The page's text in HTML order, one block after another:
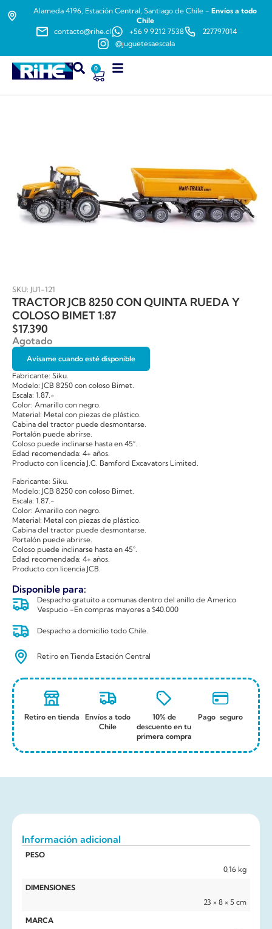
Alameda 4196, Estación Central, Santiago de Chile - Envíos a todo
Chile
contacto@rihe.cl
+56 9 9212 7538
227797014
@juguetesaescala
0
SKU: JU1-121
TRACTOR JCB 8250 CON QUINTA RUEDA Y
COLOSO BIMET 1:87
$17.390
Agotado
Avísame cuando esté disponible
Fabricante: Siku.
Modelo: JCB 8250 con coloso Bimet.
Escala: 1.87.-
Color: Amarillo con negro.
Material: Metal con piezas de plástico.
Cabina del tractor puede desmontarse.
Portalón puede abrirse.
Coloso puede inclinarse hasta en 45°.
Edad recomendada: 4+ años.
Producto con licencia J.C. Bamford Excavators Limited.
Fabricante: Siku.
Modelo: JCB 8250 con coloso Bimet.
Escala: 1.87.-
Color: Amarillo con negro.
Material: Metal con piezas de plástico.
Cabina del tractor puede desmontarse.
Portalón puede abrirse.
Coloso puede inclinarse hasta en 45°.
Edad recomendada: 4+ años.
Producto con licencia JCB.
Disponible para:
Despacho gratuito a comunas dentro del anillo de Americo
Vespucio -En compras mayores a $40.000
Despacho a domicilio todo Chile.
Retiro en Tienda Estación Central
Retiro en tienda
Envíos a todo
Chile
10% de
descuento en tu
primera compra
Pago seguro
Información adicional
PESO
0,16 kg
DIMENSIONES
23 × 8 × 5 cm
MARCA